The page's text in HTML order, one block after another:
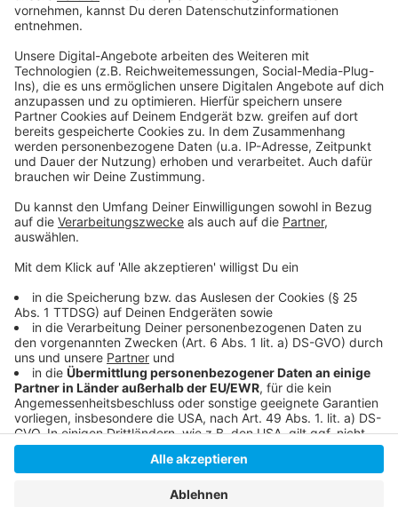
Stadtradel-Ergebnisse für Düsseldorf
Düsseldorf im bundesweiten Stadtradel-Vergleich
Stadtradeln 2021 - so ging's los
Düsseldorfer Stadtradel-Sieger ausgezeichnet
Anzeige
Anzeige